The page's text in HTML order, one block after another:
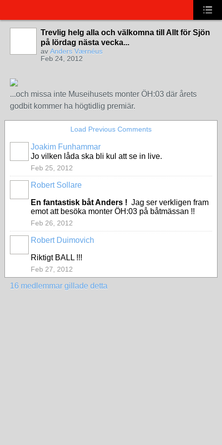
Trevlig helg alla och välkomna till Allt för Sjön
på lördag nästa vecka...
av Anders Værnéus
Feb 24, 2012
...och missa inte Museihusets monter ÖH:03 där årets
godbit kommer ha högtidlig premiär.
Load Previous Comments
Joakim Funhammar
Jo vilken låda ska bli kul att se in live.
Feb 25, 2012
Robert Sollare
En fantastisk båt Anders ! Jag ser verkligen fram
emot att besöka monter ÖH:03 på båtmässan !!
Feb 26, 2012
Robert Duimovich
Riktigt BALL !!!
Feb 27, 2012
16 medlemmar gillade detta